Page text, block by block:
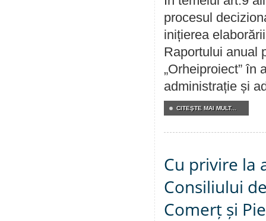
procesul
inițierea
Raportului anual
„Orheiproiect” în
administrație și
CITEŞTE MAI MULT...
Cu privire la
Consiliului
Comerț și